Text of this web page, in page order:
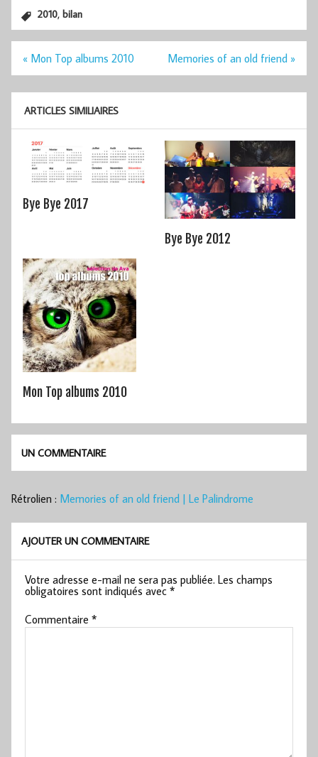
2010,bilan
Navigation
l’article
« Mon Top albums 2010 Memories of an old friend »
ARTICLES SIMILIAIRES
Bye Bye 2017
Bye Bye 2012
Mon Top albums 2010
UN COMMENTAIRE
Rétrolien : Memories of an old friend | Le Palindrome
AJOUTER UN COMMENTAIRE
Votre adresse e-mail ne sera pas publiée. Les champs
obligatoires sont indiqués avec*
Commentaire*